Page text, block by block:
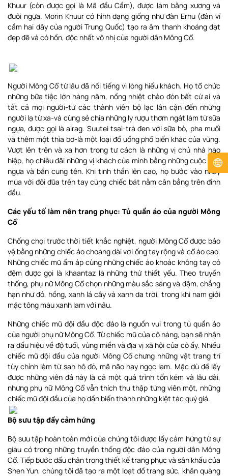
Khuur (còn được gọi là Mã đầu Cầm), được làm bằng xương và
đuôi ngựa. Morin Khuur có hình dạng giống như đàn Erhu (đàn vĩ
cầm hai dây của người Trung Quốc) tạo ra âm thanh khoáng đạt
đẹp đẽ và có hồn, độc nhất vô nhị của người dân Mông Cổ.
Người Mông Cổ từ lâu đã nổi tiếng vì lòng hiếu khách. Họ tổ chức
những bữa tiệc lớn hàng năm, nồng nhiệt chào đón bất cứ ai và
tất cả mọi người-từ các thành viên bộ lạc lân cận đến những
người lạ từ xa-và cùng sẻ chia những ly rượu thơm ngát làm từ sữa
ngựa, được gọi là airag. Suutei tsai-trà đen với sữa bò, pha muối
và thêm một thìa bơ-là một loại đồ uống phổ biến khác của vùng.
Vượt lên trên và xa hơn trong tư cách là những vị chủ nhà hào
hiệp, họ chiêu đãi những vị khách của mình bằng những cuộc đua
ngựa và bắn cung tên. Khi tinh thần lên cao, họ bước vào nhảy
múa với đôi đũa trên tay cùng chiếc bát nằm cân bằng trên đỉnh
đầu.
Các yếu tố làm nên trang phục: Tủ quần áo của người Mông
Cổ
Chống chọi trước thời tiết khắc nghiệt, người Mông Cổ được bảo
vệ bằng những chiếc áo choàng dài với ống tay rộng và cổ áo cao.
Những chiếc mũ ấm áp cùng những chiếc áo khoác không tay có
đệm được gọi là khaantaz là những thứ thiết yếu. Theo truyền
thống, phụ nữ Mông Cổ chọn những màu sắc sáng và đậm, chẳng
hạn như đỏ, hồng, xanh lá cây và xanh da trời, trong khi nam giới
mặc tông màu xanh lam với nâu.
Những chiếc mũ đội đầu độc đáo là nguồn vui trong tủ quần áo
của người phụ nữ Mông Cổ. Từ chiếc mũ của cô nàng, bạn sẽ nhận
ra dấu hiệu về độ tuổi, vùng miền và địa vị xã hội của cô ấy. Nhiều
chiếc mũ đội đầu của người Mông Cổ chưng những vật trang trí
tùy chỉnh làm từ san hô đỏ, mã não hay ngọc lam. Mặc dù để lấy
được những viên đá này là cả một quá trình tốn kém và lâu dài,
nhưng phụ nữ Mông Cổ vẫn thích thu thập từng viên một, những
chiếc mũ đội đầu của họ dần biến thành những kiệt tác quý giá.
Bộ sưu tập đầy cảm hứng
Bộ sưu tập hoàn toàn mới của chúng tôi được lấy cảm hứng từ sự
giàu có trong những truyền thống độc đáo của người dân Mông
Cổ. Tiếp bước dấu chân trong thiết kế trang phục và sân khấu của
Shen Yun, chúng tôi đã tạo ra một loạt đồ trang sức, khăn quàng